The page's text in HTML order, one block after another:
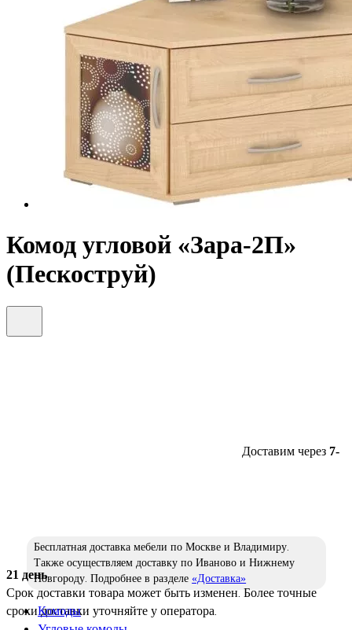
Комод угловой «Зара-2П»
(Пескоструй)
Доставим через 7-
21 день
Срок доставки товара может быть изменен. Более точные
сроки доставки уточняйте у оператора.
Бесплатная доставка мебели по Москве и Владимиру.
Также осуществляем доставку по Иваново и Нижнему
Новгороду. Подробнее в разделе«Доставка»
Комоды